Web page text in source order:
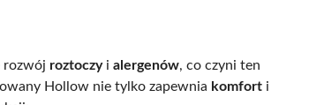
rozwój roztoczyi alergenów, co czyni ten
Hollow nie tylko zapewnia komfort i